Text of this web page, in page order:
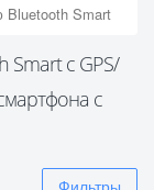
Smart
Smart с GPS/
с
Фильтры